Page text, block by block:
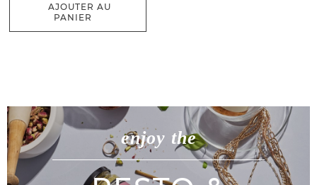
AJOUTER AU
PANIER
enjoy the